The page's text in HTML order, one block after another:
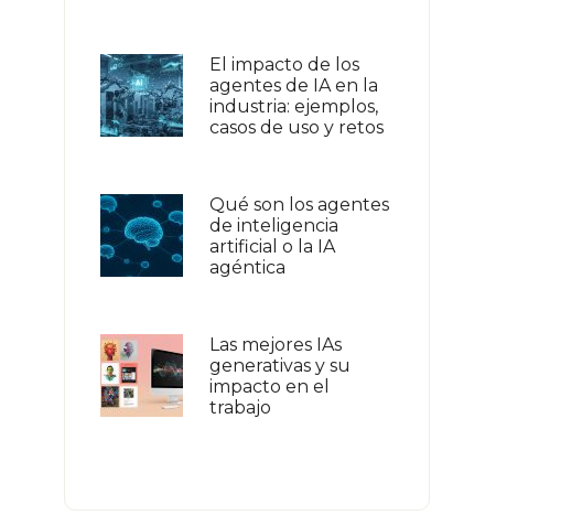
El impacto de los
agentes de IA en la
industria: ejemplos,
casos de uso y retos
Qué son los agentes
de inteligencia
artificial o la IA
agéntica
Las mejores IAs
generativas y su
impacto en el
trabajo